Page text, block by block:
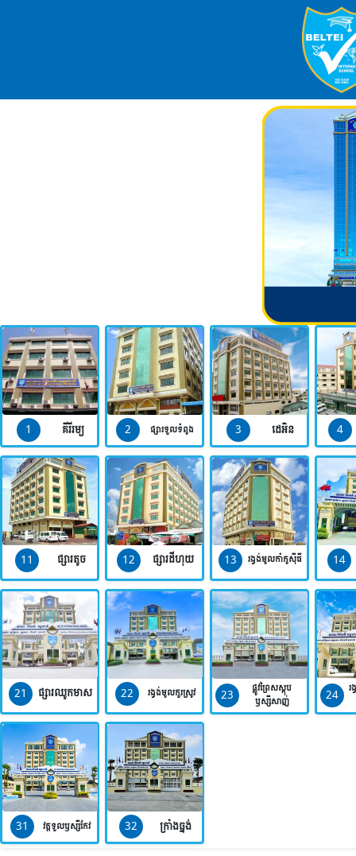
1 គីរីរម្យ 2 ផ្សារទួលទំពូង 3 ដេអិន 4
11 ផ្សារតូច 12 ផ្សារដីហុយ 13 រង្វង់មូលកាំកូស៊ីធី 14
21 ផ្សារឈូកមាស 22 រង្វង់មូលកួរស្រូវ 23
ផ្លូវព្រៃសស្តុប
ឫស្សីសាញ់
24 រ
31 វត្តទួលឫស្សីកែវ 32 ក្រាំងធ្នង់